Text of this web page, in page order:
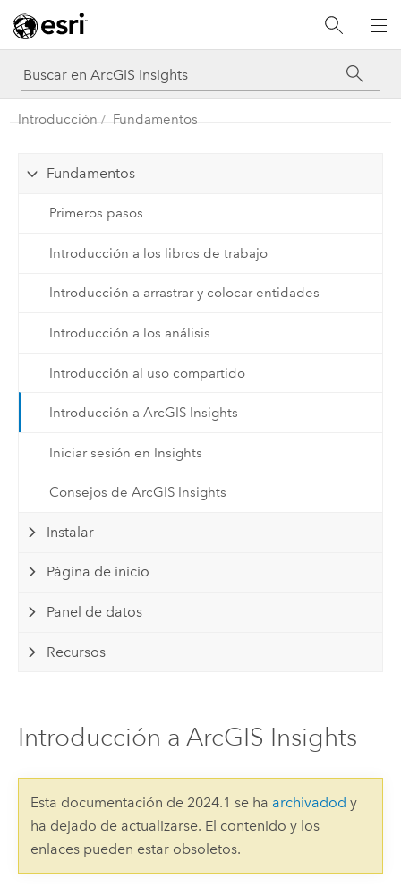
Introducción Fundamentos
Fundamentos
Primeros pasos
Introducción a los libros de trabajo
Introducción a arrastrar y colocar entidades
Introducción a los análisis
Introducción al uso compartido
Introducción a ArcGIS Insights
Iniciar sesión en Insights
Consejos de ArcGIS Insights
Instalar
Página de inicio
Panel de datos
Recursos
Introducción a ArcGIS Insights
Esta documentación de 2024.1 se ha archivadod y
ha dejado de actualizarse. El contenido y los
enlaces pueden estar obsoletos.